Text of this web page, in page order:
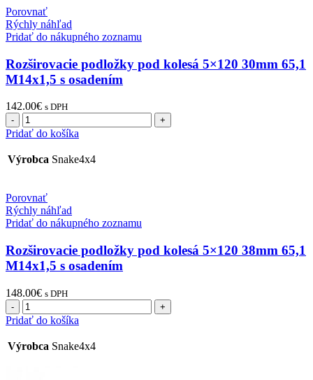
25mm
65,1
M14x1,5
s
osadením
Porovnať
Rýchly náhľad
Pridať do nákupného zoznamu
Rozširovacie podložky pod kolesá 5×120 30mm 65,1
M14x1,5 s osadením
142.00€ s DPH
množstvo
Rozširovacie
pod
30mm
65,1
M14x1,5
s
osadením
Pridať do košíka
Výrobca Snake4x4
Porovnať
Rýchly náhľad
Pridať do nákupného zoznamu
Rozširovacie podložky pod kolesá 5×120 38mm 65,1
M14x1,5 s osadením
148.00€ s DPH
množstvo
Rozširovacie
pod
Pridať do košíka
Výrobca Snake4x4